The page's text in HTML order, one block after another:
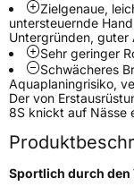
Weitere
SchlauchtypTL
Zustand Neureifen
Zielgenaue,
untersteuernde
Untergründen, guter
Sehr geringer
Schwächeres
Aquaplaningrisiko,
Der von
8S knickt auf Nässe
Sportlich durch den